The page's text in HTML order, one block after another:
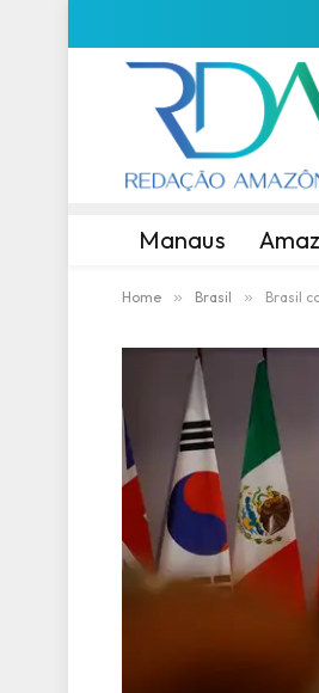
Manaus
Home » Brasil » Brasil